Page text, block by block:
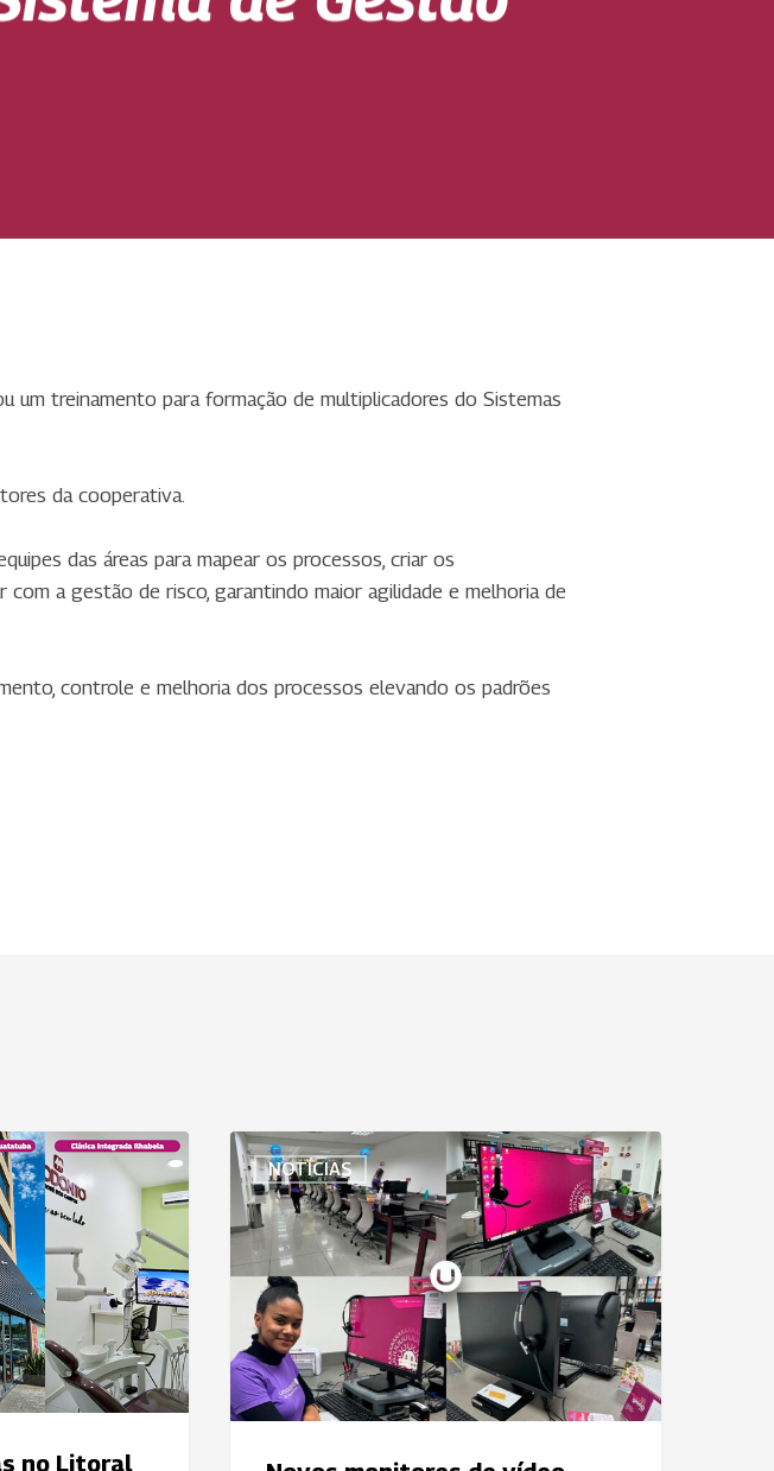
um treinamento para formação de multiplicadores do Sistemas
da cooperativa.
das áreas para mapear os processos, criar os
a gestão de risco, garantindo maior agilidade e melhoria de
controle e melhoria dos processos elevando os padrões
no Litoral
NOTÍCIAS
Novos
monitores
de
vídeo
aprimoram
qualidade
do
atendimento
na
Uniodonto